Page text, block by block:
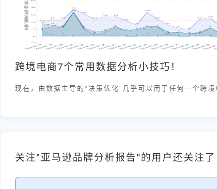
跨境电商7个常用数据分析小技巧！
现在，由数据主导的“决策优化”几乎可以用于任何一个跨
关注"亚马逊品牌分析报告"的用户还关注了